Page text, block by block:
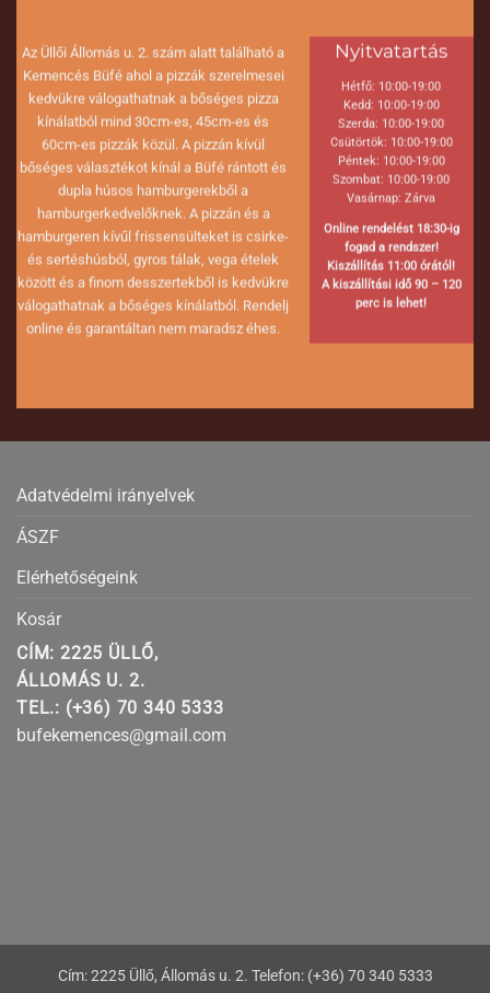
Az Üllői Állomás u. 2. szám alatt található a
Kemencés Büfé ahol a pizzák szerelmesei
kedvükre válogathatnak a bőséges pizza
kínálatból mind 30cm-es, 45cm-es és
60cm-es pizzák közül. A pizzán kívül
bőséges választékot kínál a Büfé rántott és
dupla húsos hamburgerekből a
hamburgerkedvelőknek. A pizzán és a
hamburgeren kívűl frissensülteket is csirke-
és sertéshúsból, gyros tálak, vega ételek
között és a finom desszertekből is kedvükre
válogathatnak a bőséges kínálatból. Rendelj
online és garantáltan nem maradsz éhes.
Nyitvatartás
Hétfő: 10:00-19:00
Kedd: 10:00-19:00
Szerda: 10:00-19:00
Csütörtök: 10:00-19:00
Péntek: 10:00-19:00
Szombat: 10:00-19:00
Vasárnap: Zárva
Online rendelést 18:30-ig
fogad a rendszer!
Kiszállítás 11:00 órától!
A kiszállítási idő 90 – 120
perc is lehet!
Adatvédelmi irányelvek
ÁSZF
Elérhetőségeink
Kosár
CÍM: 2225 ÜLLŐ,
ÁLLOMÁS U. 2.
TEL.: (+36) 70 340 5333
bufekemences@gmail.com
Cím: 2225 Üllő, Állomás u. 2. Telefon: (+36) 70 340 5333